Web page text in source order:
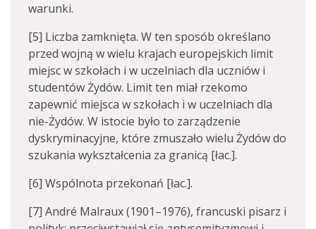
warunki.
[5] Liczba zamknięta. W ten sposób określano
przed wojną w wielu krajach europejskich limit
miejsc w szkołach i w uczelniach dla uczniów i
studentów Żydów. Limit ten miał rzekomo
zapewnić miejsca w szkołach i w uczelniach dla
nie-Żydów. W istocie było to zarządzenie
dyskryminacyjne, które zmuszało wielu Żydów do
szukania wykształcenia za granicą [łac.].
[6] Wspólnota przekonań [łac.].
[7] André Malraux (1901–1976), francuski pisarz i